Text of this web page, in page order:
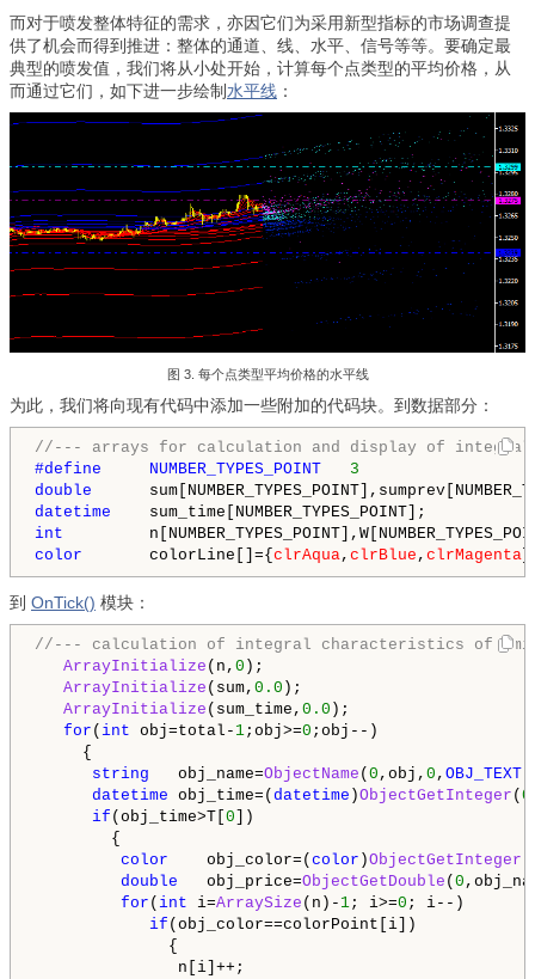
而对于喷发整体特征的需求，亦因它们为采用新型指标的市场调查提
供了机会而得到推进：整体的通道、线、水平、信号等等。要确定最
典型的喷发值，我们将从小处开始，计算每个点类型的平均价格，从
而通过它们，如下进一步绘制水平线 ：
图 3. 每个点类型平均价格的水平线
为此，我们将向现有代码中添加一些附加的代码块。到数据部分：
//--- arrays for calculation and display of integral
#define     NUMBER_TYPES_POINT 3
double
datetime
int
color colorLine[]={ clrAqua, clrBlue , clrMagenta
到 OnTick() 模块：
//--- calculation of integral characteristics of
ArrayInitialize (n, 0 );
ArrayInitialize (sum, 0.0 );
ArrayInitialize (sum_time, 0.0 );
for ( int obj=total- 1;obj>=0 ;obj--)
{
string obj_name=ObjectName ( 0 ,obj, 0 , OBJ_TEXT
datetime obj_time=( datetime )ObjectGetInteger ( 0
if (obj_time>T[ 0 ])
{
color obj_color=( color )ObjectGetInteger
double obj_price=ObjectGetDouble ( 0
for ( int i=ArraySize (n)- 1; i>=0 ; i--)
if (obj_color==colorPoint[i])
{
n[i]++;